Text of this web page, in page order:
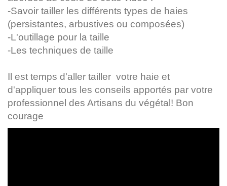
-Savoir tailler les différents types de haies
(persistantes, arbustives ou composées)
-L'outillage pour la taille
-Les techniques de taille
Il est temps d'aller tailler votre haie et
d'appliquer tous les conseils apportés par votre
professionnel des Artisans du végétal! Bon
courage